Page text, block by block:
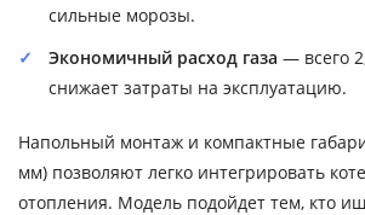
сильные морозы.
Экономичный расход газа — всего
снижает затраты на эксплуатацию.
Напольный монтаж и компактные
мм) позволяют легко интегрировать
отопления. Модель подойдет тем, кто